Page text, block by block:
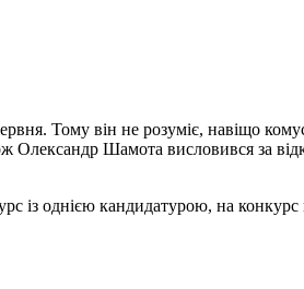
Тому він не розуміє, навіщо
Олександр Шамота висловився за
із однією кандидатурою, на